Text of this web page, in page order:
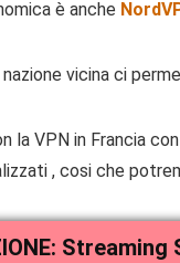
è anche
nazione vicina ci
la VPN in Francia
, cosi che